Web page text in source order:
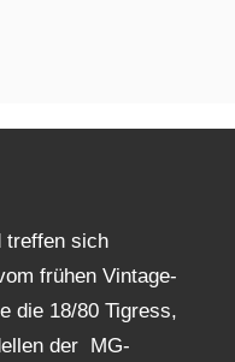
treffen sich
frühen Vintage-
die 18/80 Tigress,
der MG-